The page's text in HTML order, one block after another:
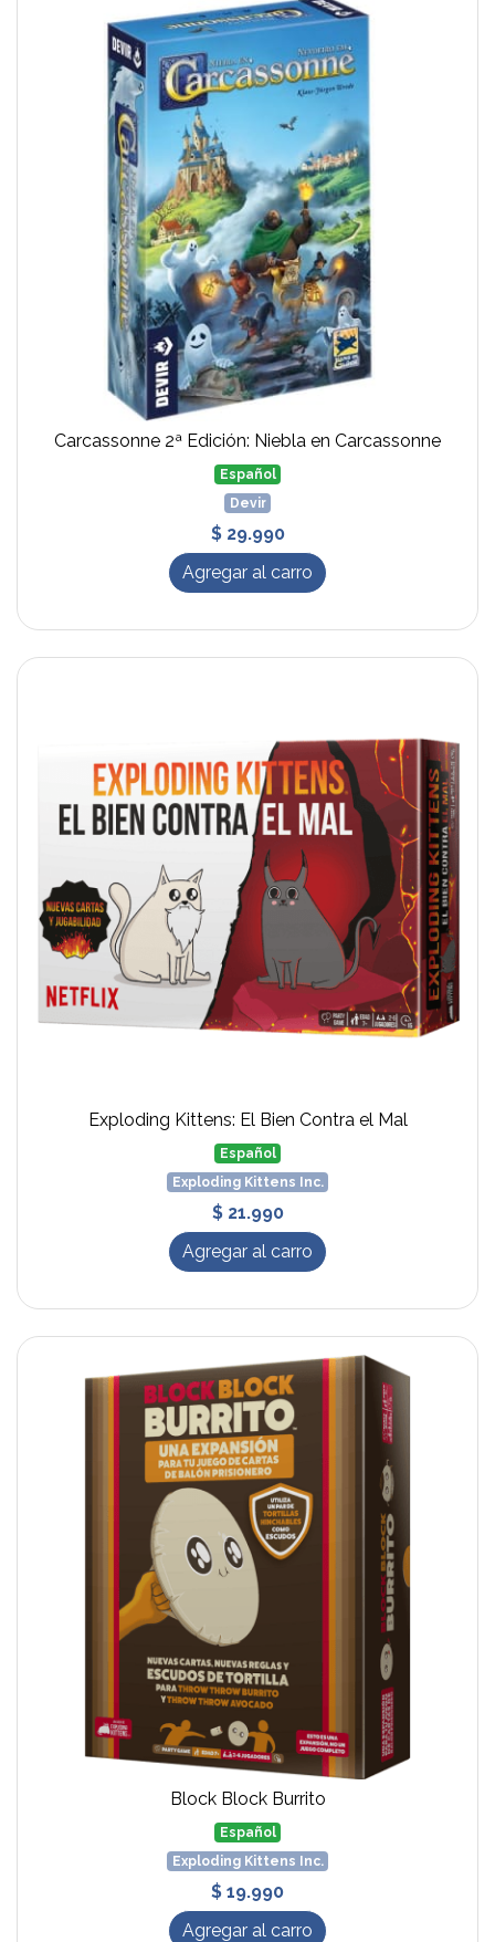
Carcassonne 2ª Edición: Niebla en Carcassonne
Español
Devir
$ 29.990
Agregar al carro
Exploding Kittens: El Bien Contra el Mal
Español
Exploding Kittens Inc.
$ 21.990
Agregar al carro
Block Block Burrito
Español
Exploding Kittens Inc.
$ 19.990
Agregar al carro